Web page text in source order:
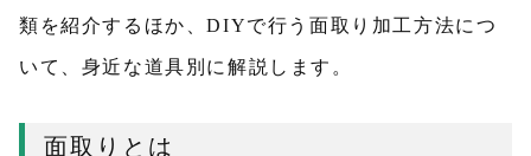
類を紹介するほか、DIYで行う面取り加工方法につ
いて、身近な道具別に解説します。
面取りとは